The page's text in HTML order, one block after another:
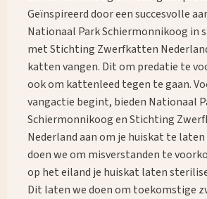
Geïnspireerd door een succesvolle
Nationaal Park Schiermonnikoog in
met Stichting Zwerfkatten
katten vangen. Dit om predatie te
ook om kattenleed tegen te gaan.
vangactie begint, bieden Nationaal
Schiermonnikoog en Stichting
Nederland aan om je huiskat te
doen we om misverstanden te
op het eiland je huiskat laten
Dit laten we doen om toekomstige